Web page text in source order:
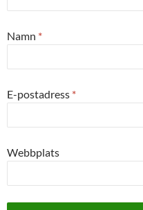
Namn *
E-postadress *
Webbplats